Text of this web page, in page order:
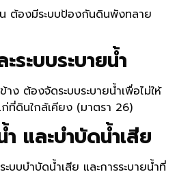
ต้องมีระบบป้องกันดินพังทลาย
ระบบระบายน้ำ
ต้องจัดระบบระบายน้ำเพื่อไม่ให้
ที่ดินใกล้เคียง (มาตรา 26)
ำ และบำบัดน้ำเสีย
บบบำบัดน้ำเสีย และการระบายน้ำที่